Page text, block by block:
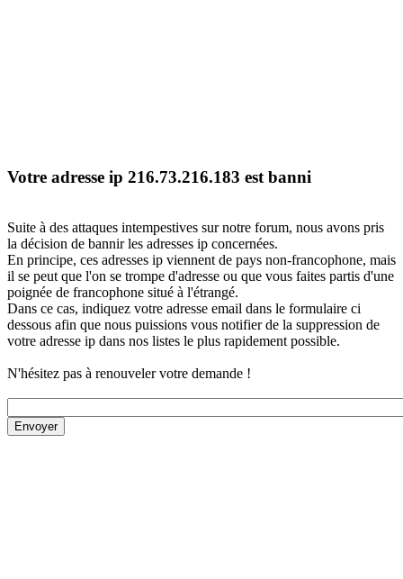
Votre adresse ip 216.73.216.183 est banni
Suite à des attaques intempestives sur notre forum, nous avons pris
la décision de bannir les adresses ip concernées.
En principe, ces adresses ip viennent de pays non-francophone, mais
il se peut que l'on se trompe d'adresse ou que vous faites partis d'une
poignée de francophone situé à l'étrangé.
Dans ce cas, indiquez votre adresse email dans le formulaire ci
dessous afin que nous puissions vous notifier de la suppression de
votre adresse ip dans nos listes le plus rapidement possible.
N'hésitez pas à renouveler votre demande !